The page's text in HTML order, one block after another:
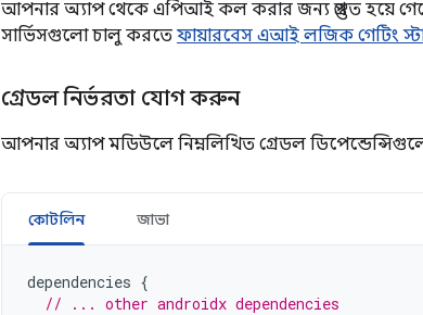
আপনার অ্যাপ থেকে এপিআই কল করার জন্য প্রস্তুত হয়ে
সার্ভিসগুলো চালু করতে ফায়ারবেস এআই লজিক গেটিং
গ্রেডল নির্ভরতা যোগ করুন
আপনার অ্যাপ মডিউলে নিম্নলিখিত গ্রেডল
কোটলিন জাভা
dependencies {
// ... other androidx dependencies